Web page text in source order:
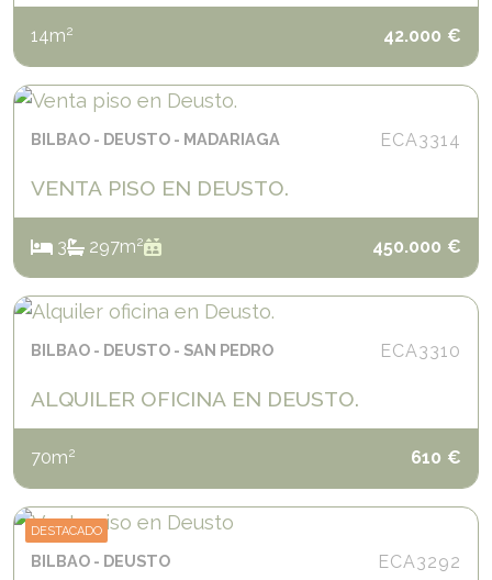
14m2 42.000 €
BILBAO DEUSTO MADARIAGA ECA3314
VENTA PISO EN DEUSTO.
3 297m2 450.000 €
BILBAO DEUSTO SAN PEDRO ECA3310
ALQUILER OFICINA EN DEUSTO.
70m2 610 €
DESTACADO
BILBAO DEUSTO ECA3292